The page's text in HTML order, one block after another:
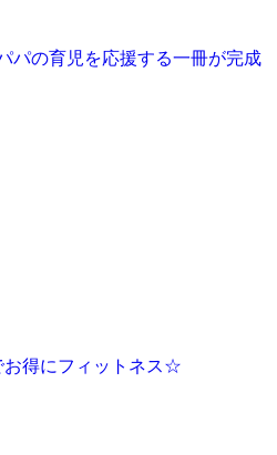
パの育児を応援する一冊が完成
お得にフィットネス☆